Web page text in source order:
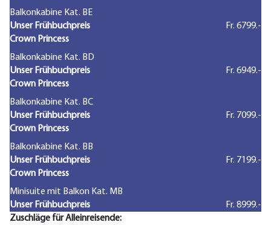
Balkonkabine Kat. BE
Unser Frühbuchpreis
Fr. 6799.-
Crown Princess
Balkonkabine Kat. BD
Unser Frühbuchpreis
Fr. 6949.-
Crown Princess
Balkonkabine Kat. BC
Unser Frühbuchpreis
Fr. 7099.-
Crown Princess
Balkonkabine Kat. BB
Unser Frühbuchpreis
Fr. 7199.-
Crown Princess
Minisuite mit Balkon Kat. MB
Unser Frühbuchpreis
Fr. 8999.-
Zuschläge für Alleinreisende: